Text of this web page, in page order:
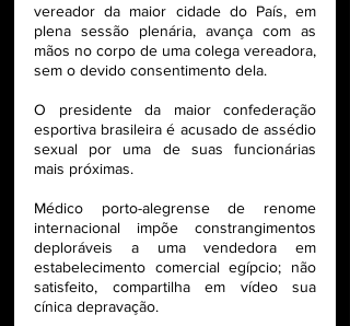
vereador da maior cidade do País, em
plena sessão plenária, avança com as
mãos no corpo de uma colega vereadora,
sem o devido consentimento dela.
O presidente da maior confederação
esportiva brasileira é acusado de assédio
sexual por uma de suas funcionárias
mais próximas.
Médico porto-alegrense de renome
internacional impõe constrangimentos
deploráveis a uma vendedora em
estabelecimento comercial egípcio; não
satisfeito, compartilha em vídeo sua
cínica depravação.